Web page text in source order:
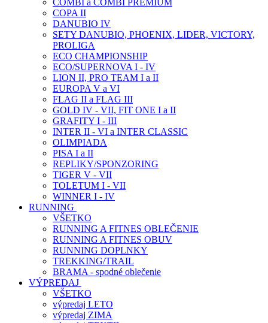
COMBI a COMBI PREMIUM
COPA II
DANUBIO IV
SETY DANUBIO, PHOENIX, LIDER, VICTORY,
PROLIGA
ECO CHAMPIONSHIP
ECO/SUPERNOVA I - IV
LION II, PRO TEAM I a II
EUROPA V a VI
FLAG II a FLAG III
GOLD IV - VII, FIT ONE I a II
GRAFITY I - III
INTER II - VI a INTER CLASSIC
OLIMPIADA
PISA I a II
REPLIKY/SPONZORING
TIGER V - VII
TOLETUM I - VII
WINNER I - IV
RUNNING
VŠETKO
RUNNING A FITNES OBLEČENIE
RUNNING A FITNES OBUV
RUNNING DOPLNKY
TREKKING/TRAIL
BRAMA - spodné oblečenie
VÝPREDAJ
VŠETKO
výpredaj LETO
výpredaj ZIMA